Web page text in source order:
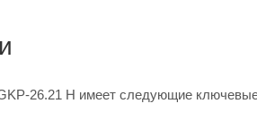
26.21 H имеет следующие